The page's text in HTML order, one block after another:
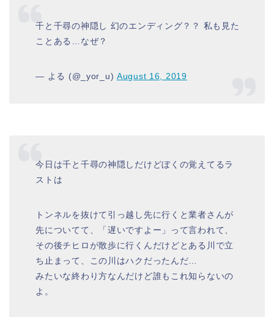
千と千尋の神隠し 幻のエンディング？？ 私も見た
ことある…なぜ？
— よる (@_yor_u) August 16, 2019
今日は千と千尋の神隠しだけどぼくの覚えてるラ
ストは
トンネルを抜けて引っ越し先に行くと業者さんが
先についてて、「遅いですよー」って言われて、
その後チヒロが散歩に行くんだけどとある川で立
ち止まって、この川はハクだったんだ…
みたいな終わり方なんだけど誰もこれ知らないの
よ。